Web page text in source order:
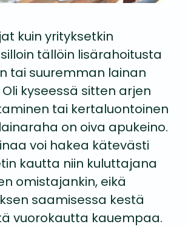
kuin yrityksetkin
tällöin lisärahoitusta
tai suuremman lainan
kyseessä sitten arjen
tai kertaluontoinen
on oiva apukeino.
voi hakea kätevästi
kautta niin kuluttajana
omistajankin, eikä
saamisessa kestä
vuorokautta kauempaa.